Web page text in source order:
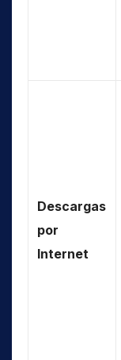
Descargas
por
Internet